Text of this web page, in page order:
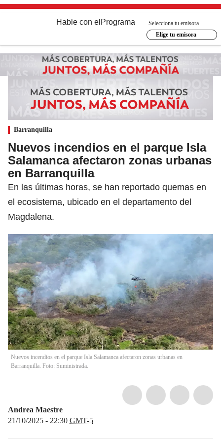
Hable con el Programa
Selecciona tu emisora
Elige tu emisora
Barranquilla
Nuevos incendios en el parque Isla
Salamanca afectaron zonas urbanas
en Barranquilla
En las últimas horas, se han reportado quemas en
el ecosistema, ubicado en el departamento del
Magdalena.
Nuevos incendios en el parque Isla Salamanca afectaron zonas urbanas en
Barranquilla. Foto: Suministrada.
Andrea Maestre
21/10/2025 - 22:30 GMT-5